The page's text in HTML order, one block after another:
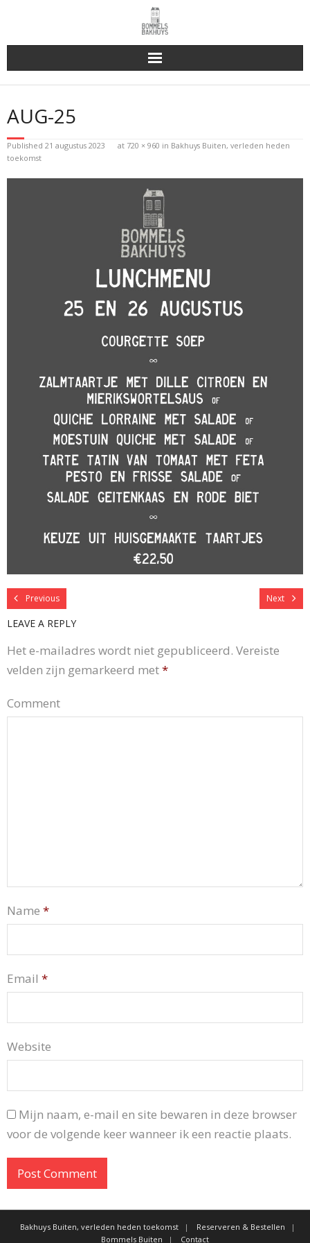
Bakhuys Buiten, verleden heden toekomst
Reserveren & Bestellen
Bommels Buiten
AUG-25
Published 21 augustus 2023 at 720 × 960 in Bakhuys Buiten, verleden heden
toekomst
Previous Next
LEAVE A REPLY
Het e-mailadres wordt niet gepubliceerd. Vereiste
velden zijn gemarkeerd met*
Comment
Name *
Email *
Website
Mijn naam, e-mail en site bewaren in deze browser
voor de volgende keer wanneer ik een reactie plaats.
Bakhuys Buiten, verleden heden toekomst
Reserveren & Bestellen
Bommels Buiten
Contact